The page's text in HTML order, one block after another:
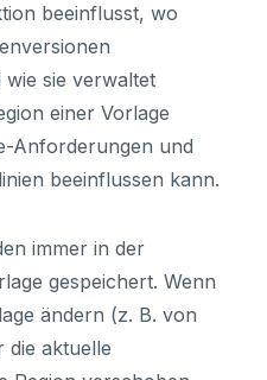
beeinflusst, wo
sie verwaltet
einer Vorlage
Anforderungen und
beeinflussen kann.
immer in der
gespeichert. Wenn
ändern (z. B. von
die aktuelle